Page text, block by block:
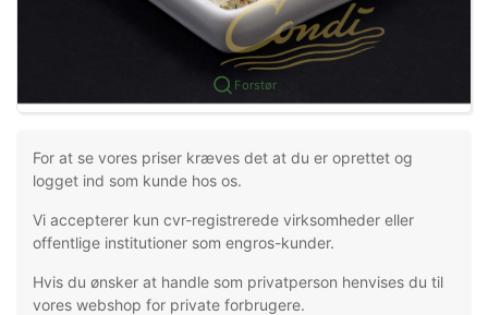
Forstør
For at se vores priser kræves det at du er oprettet og
logget ind som kunde hos os.
Vi accepterer kun cvr-registrerede virksomheder eller
offentlige institutioner som engros-kunder.
Hvis du ønsker at handle som privatperson henvises du til
vores webshop for private forbrugere.